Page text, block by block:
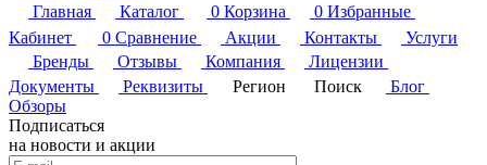
Главная
Каталог 0 Корзина 0 Избранные
Кабинет
0 Сравнение Акции Контакты
Услуги
Бренды
Отзывы Компания
Лицензии
Документы
Реквизиты Регион Поиск
Блог
Обзоры
Подписаться
на новости и акции